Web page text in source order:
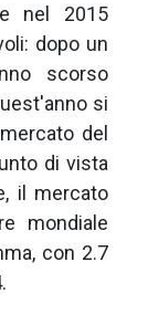
nel 2015
dopo un
scorso
si
del
di vista
il mercato
mondiale
con 2.7